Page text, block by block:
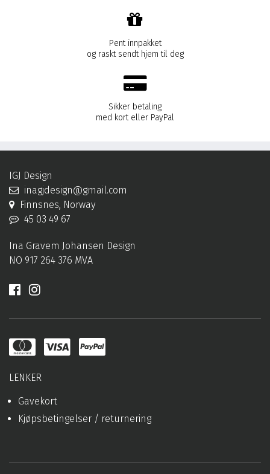
Pent innpakket
og raskt sendt hjem til deg
Sikker betaling
med kort eller PayPal
IGJ Design
inagjdesign@gmail.com
Finnsnes, Norway
45 03 49 67
Ina Gravem Johansen Design
NO 917 264 376 MVA
LENKER
Gavekort
Kjøpsbetingelser / returnering